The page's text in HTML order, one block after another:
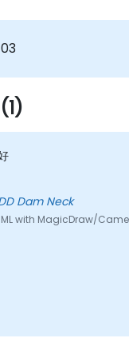
Dam Neck
with MagicDraw/